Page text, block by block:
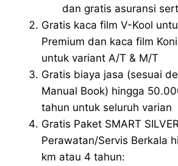
dan gratis asuransi
Gratis kaca film V-Kool
Premium dan kaca film
untuk variant A/T & M/T
Gratis biaya jasa (sesuai
Manual Book) hingga
tahun untuk seluruh varian
Gratis Paket SMART
Perawatan/Servis Berkala
km atau 4 tahun: